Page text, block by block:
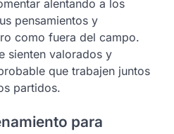
alentando a los
pensamientos y
como fuera del campo.
sienten valorados y
que trabajen juntos
partidos.
para